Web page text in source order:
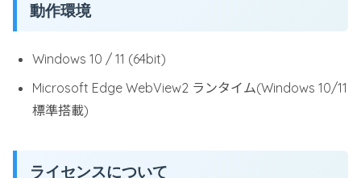
動作環境
Windows 10 / 11 (64bit)
Microsoft Edge WebView2 ランタイム(Windows 10/11
標準搭載)
ライセンスについて